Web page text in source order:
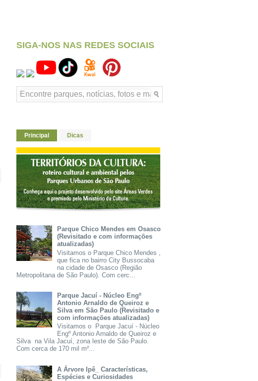
SIGA-NOS NAS REDES SOCIAIS
Principal Dicas
Parque Chico Mendes em Osasco
(Revisitado e com informações
atualizadas)
Visitamos o Parque Chico Mendes ,
que fica no bairro City Bussocaba
na cidade de Osasco (Região
Metropolitana de São Paulo). Com cerc...
Parque Jacuí - Núcleo Engº
Antonio Arnaldo de Queiroz e
Silva em São Paulo (Revisitado e
com informações atualizadas)
Visitamos o Parque Jacuí - Núcleo
Engº Antonio Arnaldo de Queiroz e
Silva na Vila Jacuí, zona leste de São Paulo.
Com cerca de 170 mil m²...
A Árvore Ipê_ Características,
Espécies e Curiosidades